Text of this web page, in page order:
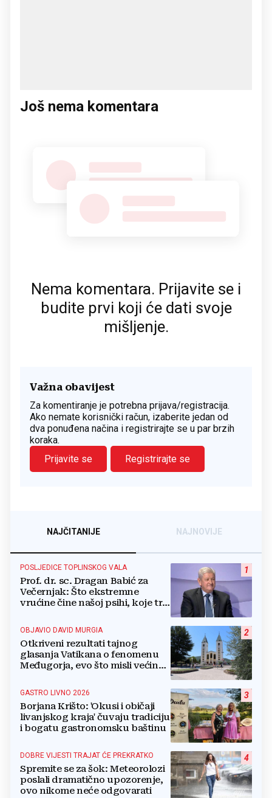
Još nema komentara
Nema komentara. Prijavite se i
budite prvi koji će dati svoje
mišljenje.
Važna obavijest
Za komentiranje je potrebna prijava/registracija.
Ako nemate korisnički račun, izaberite jedan od
dva ponuđena načina i registrirajte se u par brzih
koraka.
Prijavite se
Registrirajte se
NAJČITANIJE NAJNOVIJE
1
POSLJEDICE TOPLINSKOG VALA
Prof. dr. sc. Dragan Babić za
Večernjak: Što ekstremne
vrućine čine našoj psihi, koje tri
boriti...
2
OBJAVIO DAVID MURGIA
Otkriveni rezultati tajnog
glasanja Vatikana o fenomenu
Međugorja, evo što misli većina
3
GASTRO LIVNO 2026
Borjana Krišto: 'Okusi i običaji
livanjskog kraja' čuvaju tradiciju
i bogatu gastronomsku baštinu
4
DOBRE VIJESTI TRAJAT ĆE PREKRATKO
Spremite se za šok: Meteorolozi
poslali dramatično upozorenje,
ovo nikome neće odgovarati